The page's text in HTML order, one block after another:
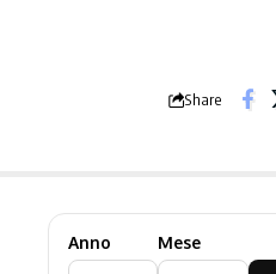
Share
Anno Mese